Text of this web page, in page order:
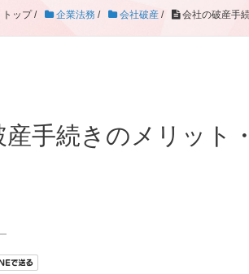
トップ / 企業法務 / 会社破産 / 会社の破産手
産手続きのメリット